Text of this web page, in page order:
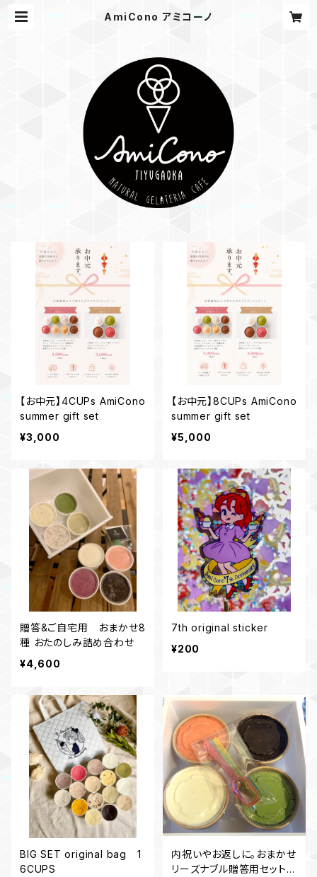
AmiCono アミコーノ
【お中元】4CUPs AmiCono
summer gift set
¥3,000
【お中元】8CUPs AmiCono
summer gift set
¥5,000
贈答&ご自宅用 おまかせ8
種 おたのしみ詰め合わせ
¥4,600
7th original sticker
¥200
BIG SET original bag 1
6CUPS
内祝いやお返しに。おまかせ
リーズナブル贈答用セット4